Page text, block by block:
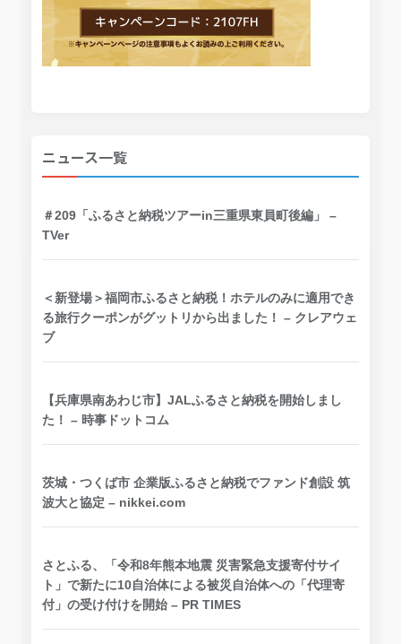
ニュース一覧
＃209「ふるさと納税ツアーin三重県東員町後編」 –
TVer
＜新登場＞福岡市ふるさと納税！ホテルのみに適用でき
る旅行クーポンがグットリから出ました！ – クレアウェ
ブ
【兵庫県南あわじ市】JALふるさと納税を開始しまし
た！ – 時事ドットコム
茨城・つくば市 企業版ふるさと納税でファンド創設 筑
波大と協定 – nikkei.com
さとふる、「令和8年熊本地震 災害緊急支援寄付サイ
ト」で新たに10自治体による被災自治体への「代理寄
付」の受け付けを開始 – PR TIMES